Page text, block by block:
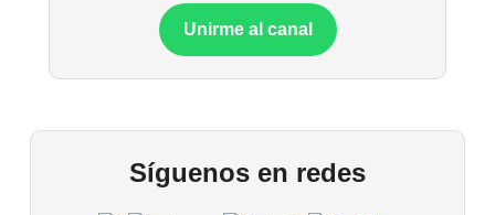
Unirme al canal
Síguenos en redes